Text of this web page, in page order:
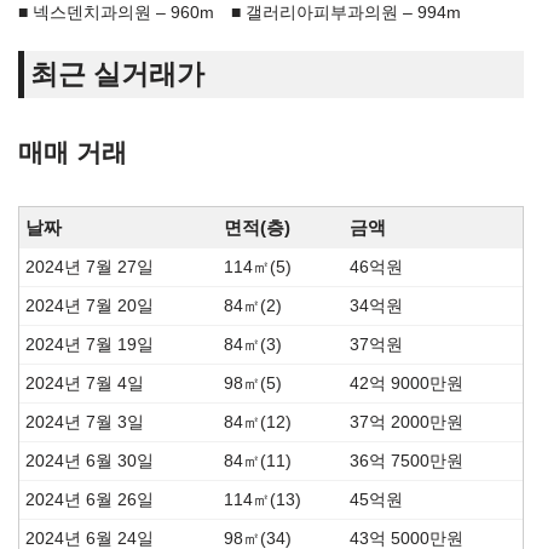
넥스덴치과의원 – 960m 갤러리아피부과의원 – 994m
최근 실거래가
매매 거래
날짜 면적(층) 금액
2024년 7월 27일 114㎡(5) 46억원
2024년 7월 20일 84㎡(2) 34억원
2024년 7월 19일 84㎡(3) 37억원
2024년 7월 4일 98㎡(5) 42억 9000만원
2024년 7월 3일 84㎡(12) 37억 2000만원
2024년 6월 30일 84㎡(11) 36억 7500만원
2024년 6월 26일 114㎡(13) 45억원
2024년 6월 24일 98㎡(34) 43억 5000만원